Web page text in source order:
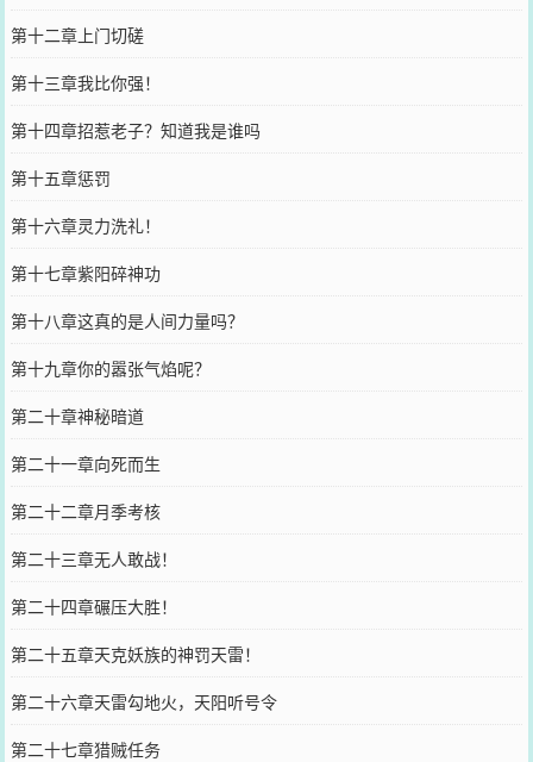
第十二章上门切磋
第十三章我比你强！
第十四章招惹老子？知道我是谁吗
第十五章惩罚
第十六章灵力洗礼！
第十七章紫阳碎神功
第十八章这真的是人间力量吗？
第十九章你的嚣张气焰呢？
第二十章神秘暗道
第二十一章向死而生
第二十二章月季考核
第二十三章无人敢战！
第二十四章碾压大胜！
第二十五章天克妖族的神罚天雷！
第二十六章天雷勾地火，天阳听号令
第二十七章猎贼任务